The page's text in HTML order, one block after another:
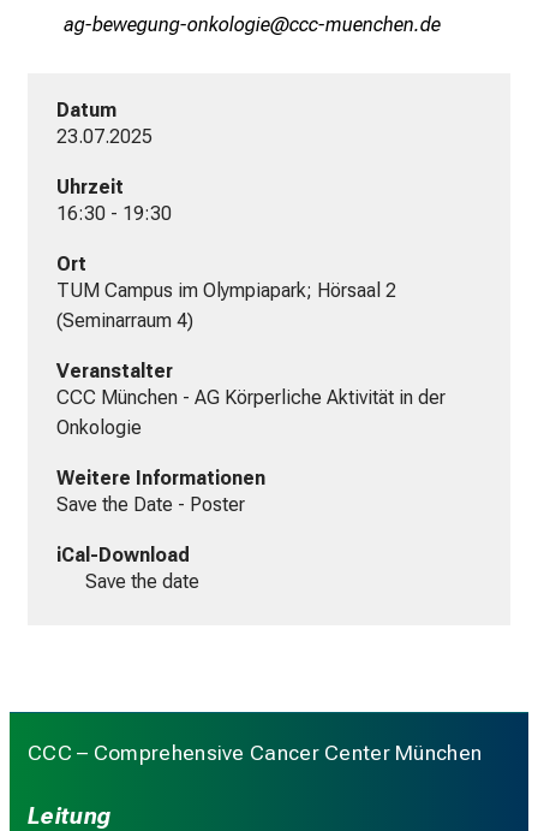
gx#jiéixfux_üuoüäüxlWi
yWyy_vfiuyziu-mi
Datum
23.07.2025
Uhrzeit
16:30 - 19:30
Ort
TUM Campus im Olympiapark; Hörsaal 2
(Seminarraum 4)
Veranstalter
CCC München - AG Körperliche Aktivität in der
Onkologie
Weitere Informationen
Save the Date - Poster
iCal-Download
Save the date
CCC – Comprehensive Cancer Center München
Leitung